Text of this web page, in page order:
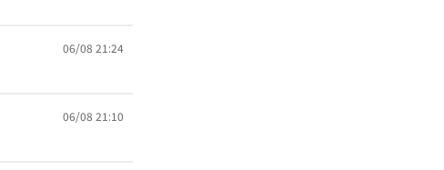
06/08 21:24
06/08 21:10